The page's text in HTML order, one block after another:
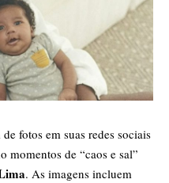
fotos em suas redes sociais
momentos de “caos e sal”
. As imagens incluem